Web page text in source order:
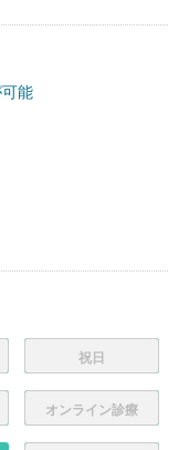
能
祝日
オンライン診療